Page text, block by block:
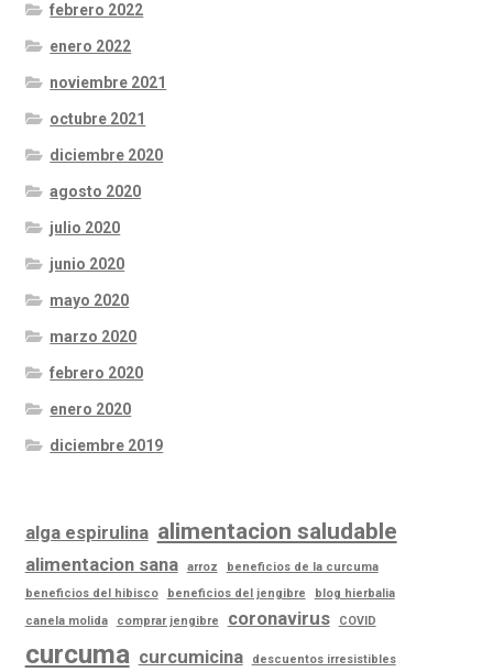
febrero 2022
enero 2022
noviembre 2021
octubre 2021
diciembre 2020
agosto 2020
julio 2020
junio 2020
mayo 2020
marzo 2020
febrero 2020
enero 2020
diciembre 2019
alga espirulina alimentacion saludable
alimentacion sana arroz
beneficios de la curcuma
beneficios del hibisco
beneficios del jengibre
blog hierbalia
canela molida
comprar jengibre coronavirus COVID
curcuma curcumicina descuentos irresistibles